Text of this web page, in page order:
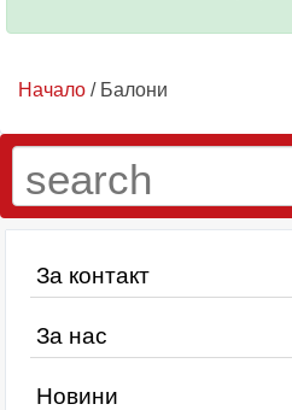
Начало / Балони
За контакт
За нас
Новини